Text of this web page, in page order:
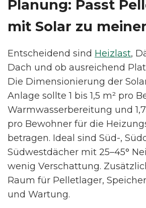
Planung: Passt
mit Solar zu
Entscheidend sind Heizlast,
Dach und ob ausreichend
Die Dimensionierung der
Anlage sollte 1 bis 1,5 m² pro
Warmwasserbereitung und
pro Bewohner für die
betragen. Ideal sind Süd-,
Südwestdächer mit 25–45°
wenig Verschattung.
Raum für Pelletlager,
und Wartung.